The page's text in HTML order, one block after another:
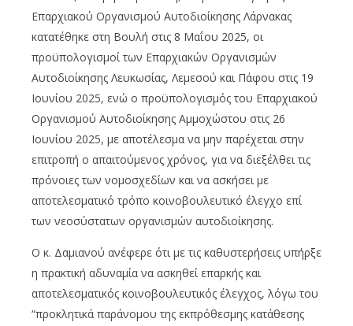
Επαρχιακού Οργανισμού Αυτοδιοίκησης Λάρνακας
κατατέθηκε στη Βουλή στις 8 Μαΐου 2025, οι
προϋπολογισμοί των Επαρχιακών Οργανισμών
Αυτοδιοίκησης Λευκωσίας, Λεμεσού και Πάφου στις 19
Ιουνίου 2025, ενώ ο προϋπολογισμός του Επαρχιακού
Οργανισμού Αυτοδιοίκησης Αμμοχώστου στις 26
Ιουνίου 2025, με αποτέλεσμα να μην παρέχεται στην
επιτροπή ο απαιτούμενος χρόνος, για να διεξέλθει τις
πρόνοιες των νομοσχεδίων και να ασκήσει με
αποτελεσματικό τρόπο κοινοβουλευτικό έλεγχο επί
των νεοσύστατων οργανισμών αυτοδιοίκησης.
Ο κ. Δαμιανού ανέφερε ότι με τις καθυστερήσεις υπήρξε
η πρακτική αδυναμία να ασκηθεί επαρκής και
αποτελεσματικός κοινοβουλευτικός έλεγχος, λόγω του
“προκλητικά παράνομου της εκπρόθεσμης κατάθεσης